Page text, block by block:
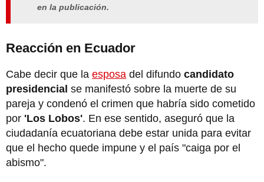
en la publicación.
Reacción en Ecuador
Cabe decir que la esposa del difundo candidato
presidencial se manifestó sobre la muerte de su
pareja y condenó el crimen que habría sido cometido
por 'Los Lobos'. En ese sentido, aseguró que la
ciudadanía ecuatoriana debe estar unida para evitar
que el hecho quede impune y el país "caiga por el
abismo".